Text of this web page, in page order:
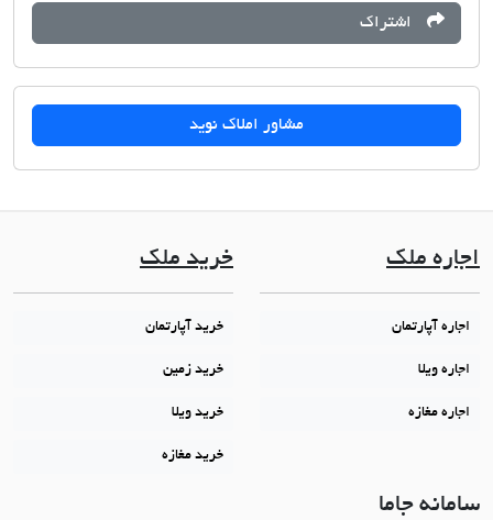
اشتراک
مشاور املاک نوید
اجاره ملک
اجاره آپارتمان
اجاره ویلا
اجاره مغازه
خرید ملک
خرید آپارتمان
خرید زمین
خرید ویلا
خرید مغازه
سامانه جاما